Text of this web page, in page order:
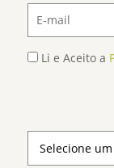
Li e Aceito a